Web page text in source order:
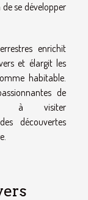
se développer
enrichit
et élargit les
habitable.
de
à visiter
découvertes